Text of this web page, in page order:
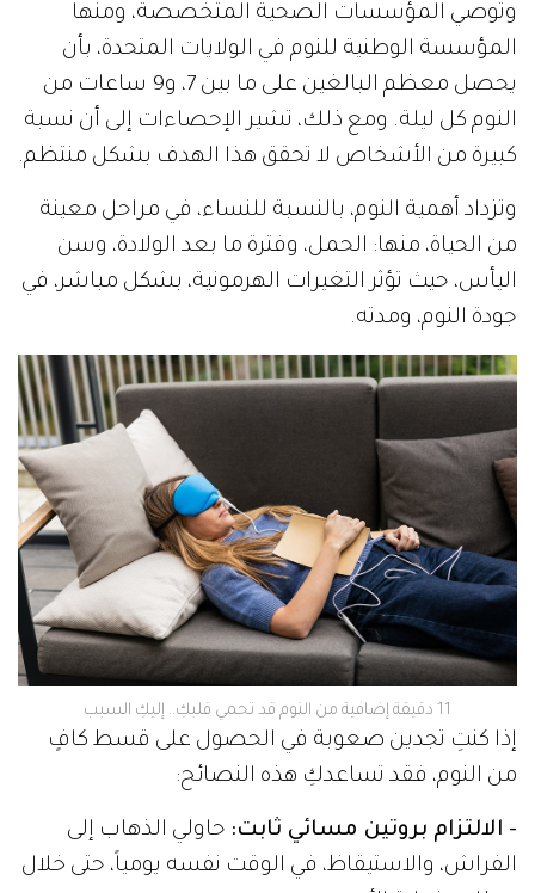
وتوصي المؤسسات الصحية المتخصصة، ومنها
المؤسسة الوطنية للنوم في الولايات المتحدة، بأن
يحصل معظم البالغين على ما بين 7، و9 ساعات من
النوم كل ليلة. ومع ذلك، تشير الإحصاءات إلى أن نسبة
كبيرة من الأشخاص لا تحقق هذا الهدف بشكل منتظم.
وتزداد أهمية النوم، بالنسبة للنساء، في مراحل معينة
من الحياة، منها: الحمل، وفترة ما بعد الولادة، وسن
اليأس، حيث تؤثر التغيرات الهرمونية، بشكل مباشر، في
جودة النوم، ومدته.
11 دقيقة إضافية من النوم قد تحمي قلبكِ.. إليكِ السبب
إذا كنتِ تجدين صعوبة في الحصول على قسط كافٍ
من النوم، فقد تساعدكِ هذه النصائح:
- الالتزام بروتين مسائي ثابت: حاولي الذهاب إلى
الفراش، والاستيقاظ، في الوقت نفسه يومياً، حتى خلال